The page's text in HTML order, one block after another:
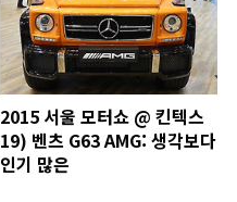
2015 서울 모터쇼 @ 킨텍스
19) 벤츠 G63 AMG: 생각보다
인기 많은